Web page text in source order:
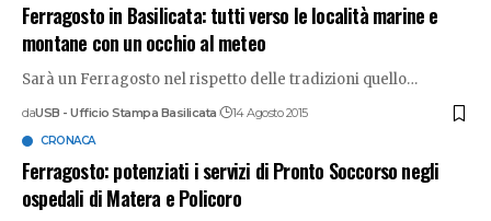
Ferragosto in Basilicata: tutti verso le località marine e
montane con un occhio al meteo
Sarà un Ferragosto nel rispetto delle tradizioni quello…
daUSB - Ufficio Stampa Basilicata 14 Agosto 2015
CRONACA
Ferragosto: potenziati i servizi di Pronto Soccorso negli
ospedali di Matera e Policoro